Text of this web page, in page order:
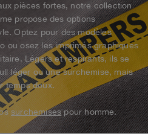
pièces fortes, notre collection
propose des options
Optez pour des modèles
ou osez les imprimés graphiques
Légers et respirants, ils se
léger ou une surchemise, mais
temps doux.
surchemisespour homme.